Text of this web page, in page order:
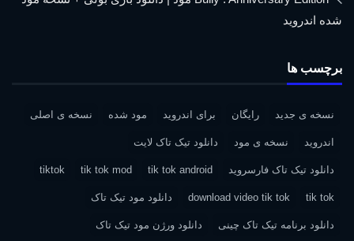
شده اندروید
برچسب ها
نسخه ی جدید رایگان برای اندروید مود شده نسخه ی اصلی
اندروید نسخه ی مود دانلود تیک تاک لایت
دانلود تیک تاک فارسروید tik tok android
tik tok mod
tiktok
tik tok
download video tik tok دانلود مود تیک تاک
دانلود برنامه تیک تاک چینی دانلود ورژن مود تیک تاک